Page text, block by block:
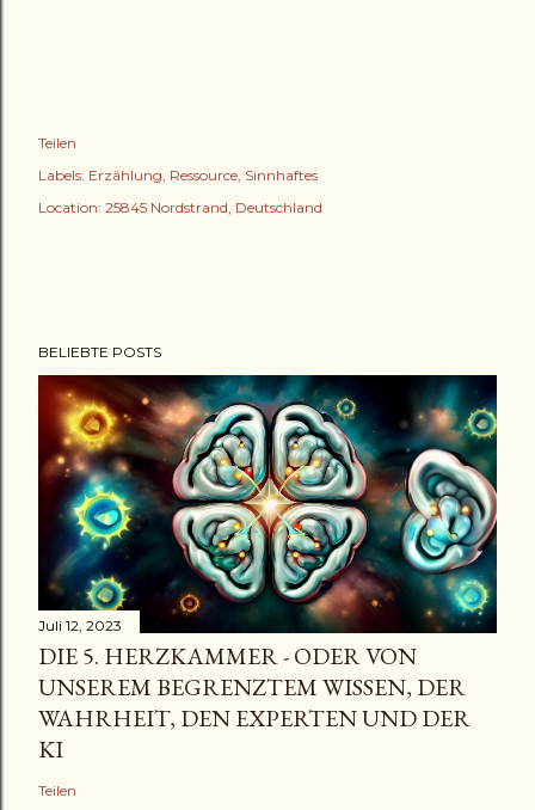
Teilen
Labels: Erzählung Ressource Sinnhaftes
Location: 25845 Nordstrand, Deutschland
BELIEBTE POSTS
Juli 12, 2023
DIE 5. HERZKAMMER - ODER VON
UNSEREM BEGRENZTEM WISSEN, DER
WAHRHEIT, DEN EXPERTEN UND DER
KI
Teilen